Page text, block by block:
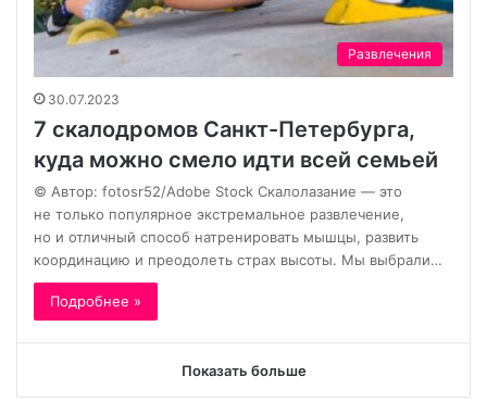
Развлечения
30.07.2023
7 скалодромов Санкт-Петербурга,
куда можно смело идти всей семьей
© Автор: fotosr52/Adobe Stock Скалолазание — это
не только популярное экстремальное развлечение,
но и отличный способ натренировать мышцы, развить
координацию и преодолеть страх высоты. Мы выбрали…
Подробнее »
Показать больше